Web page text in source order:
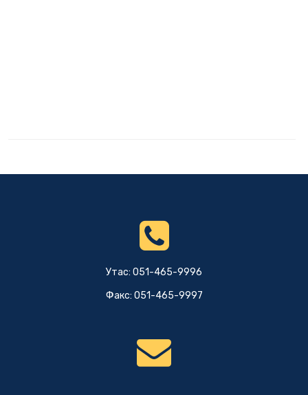
Утас: 051-465-9996
Факс: 051-465-9997